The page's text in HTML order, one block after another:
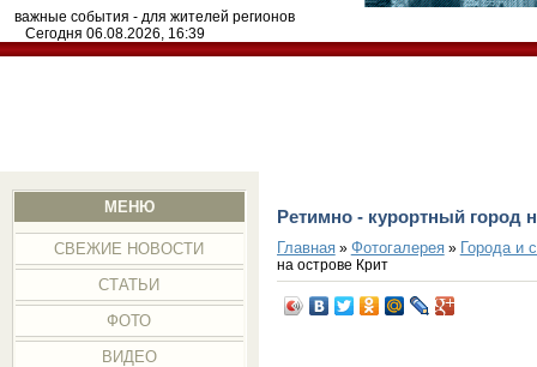
важные события - для жителей регионов
Сегодня 06.08.2026, 16:39
МЕНЮ
СВЕЖИЕ НОВОСТИ
СТАТЬИ
ФОТО
ВИДЕО
Ретимно - курортный город
Главная» Фотогалерея» Города и
на острове Крит